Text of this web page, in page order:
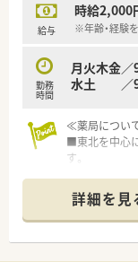
給与
時給2,000
※年齢・経験
勤務
時間
月火木金／9
水土 ／9：
≪薬局につい
■東北を中心
す。
家の方に対し
■高い有給消
整っておりま
■地域医療の
詳細を見